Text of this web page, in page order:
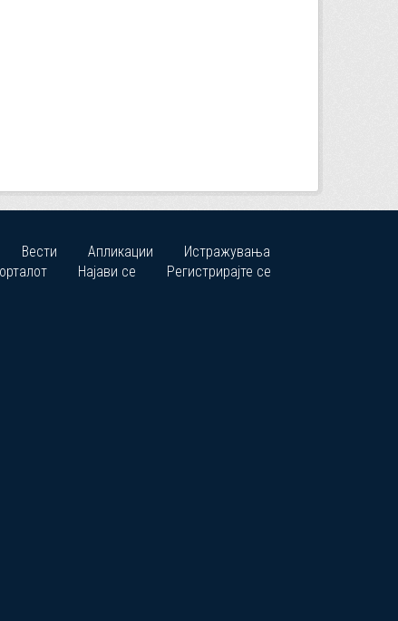
Вести Апликации
Истражувања
Најави се Регистрирајте се